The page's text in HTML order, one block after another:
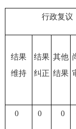
行政复议
结果
维持
结果
纠正
其他
结果
0 0 0